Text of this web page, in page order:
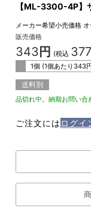
【ML-3300-4P】
メーカー希望小売価格
販売価格
343 円 (税込 377
1個 (1個あたり 343
送料別
品切れ中。納期お問い合
ご注文には ログイ